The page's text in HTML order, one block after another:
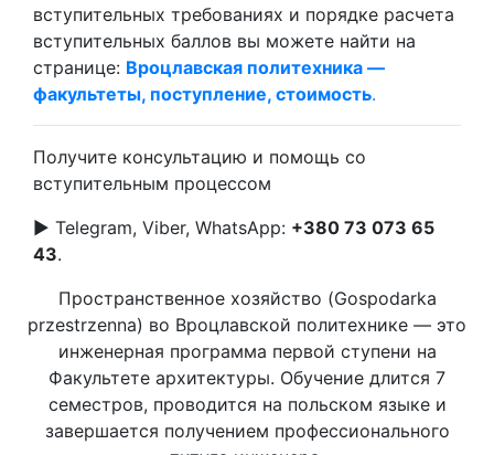
вступительных требованиях и порядке расчета
вступительных баллов вы можете найти на
странице: Вроцлавская политехника —
факультеты, поступление, стоимость.
Получите консультацию и помощь со
вступительным процессом
► Telegram, Viber, WhatsApp: +380 73 073 65
43.
Пространственное хозяйство (Gospodarka
przestrzenna) во Вроцлавской политехнике — это
инженерная программа первой ступени на
Факультете архитектуры. Обучение длится 7
семестров, проводится на польском языке и
завершается получением профессионального